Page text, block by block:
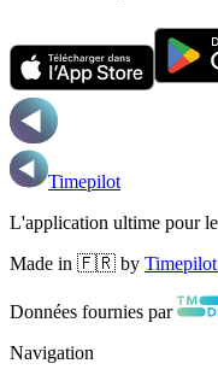
Timepilot
L'application ultime pour
Made in 🇫🇷 by
Données fournies par
Navigation